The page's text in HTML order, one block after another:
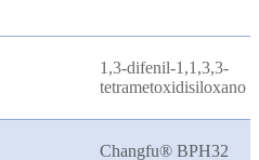
1,3-difenil-1,1,3,3-
tetrametoxidisiloxano
Changfu® BPH32